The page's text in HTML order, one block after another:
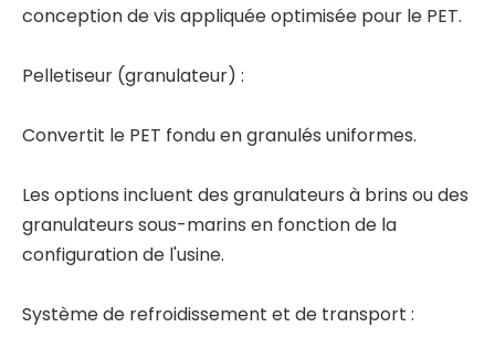
conception de vis appliquée optimisée pour le PET.
Pelletiseur (granulateur) :
Convertit le PET fondu en granulés uniformes.
Les options incluent des granulateurs à brins ou des
granulateurs sous-marins en fonction de la
configuration de l'usine.
Système de refroidissement et de transport :